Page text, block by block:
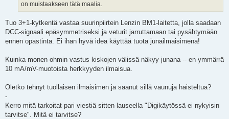
on muistaakseen tätä maalia.
Tuo 3+1-kytkentä vastaa suurinpiirtein Lenzin BM1-laitetta, jolla saadaan
DCC-signaali epäsymmetriseksi ja veturit jarruttamaan tai pysähtymään
ennen opastinta. Ei ihan hyvä idea käyttää tuota junailmaisimena!
Kuinka monen ohmin vastus kiskojen välissä näkyy junana -- en ymmärrä
10 mA/mV-muotoista herkkyyden ilmaisua.
Oletko tehnyt tuollaisen ilmaisimen ja saanut sillä vaunuja haisteltua?
-
Kerro mitä tarkoitat pari viestiä sitten lauseella "Digikäytössä ei nykyisin
tarvitse". Mitä ei tarvitse?